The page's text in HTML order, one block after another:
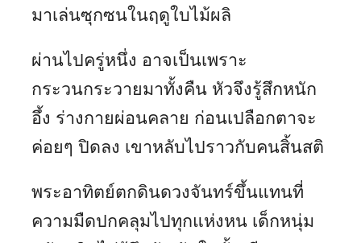
มาเล่นซุกซนในฤดูใบไม้ผลิ
ผ่านไปครู่หนึ่ง อาจเป็นเพราะ
กระวนกระวายมาทั้งคืน หัวจึงรู้สึกหนัก
อึ้ง ร่างกายผ่อนคลาย ก่อนเปลือกตาจะ
ค่อยๆ ปิดลง เขาหลับไปราวกับคนสิ้นสติ
พระอาทิตย์ตกดินดวงจันทร์ขึ้นแทนที่
ความมืดปกคลุมไปทุกแห่งหน เด็กหนุ่ม